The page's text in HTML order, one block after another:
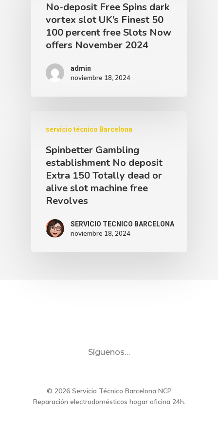
No-deposit Free Spins dark
vortex slot UK’s Finest 50
100 percent free Slots Now
offers November 2024
admin
noviembre 18, 2024
servicio técnico Barcelona
Spinbetter Gambling
establishment No deposit
Extra 150 Totally dead or
alive slot machine free
Revolves
SERVICIO TECNICO BARCELONA
noviembre 18, 2024
Síguenos…
© 2026 Servicio Técnico Barcelona NCP
Reparación electrodomésticos hogar oficina 24h.